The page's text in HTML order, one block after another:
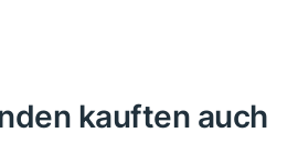
kauften auch